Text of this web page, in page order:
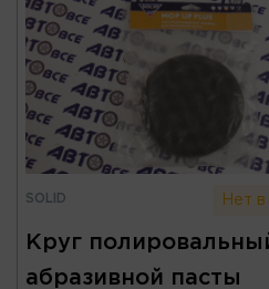
SOLID Нет в
Круг
абразивной пасты